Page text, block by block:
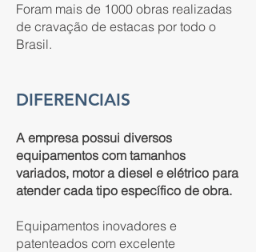
Foram mais de 1000 obras realizadas
de cravação de estacas por todo o
Brasil.
DIFERENCIAIS
A empresa possui diversos
equipamentos com tamanhos
variados, motor a diesel e elétrico para
atender cada tipo específico de obra.
Equipamentos inovadores e
patenteados com excelente